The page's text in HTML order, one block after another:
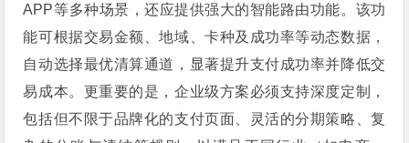
APP等多种场景，还应提供强大的智能路由功能。该功
能可根据交易金额、地域、卡种及成功率等动态数据，
自动选择最优清算通道，显著提升支付成功率并降低交
易成本。更重要的是，企业级方案必须支持深度定制，
包括但不限于品牌化的支付页面、灵活的分期策略、复